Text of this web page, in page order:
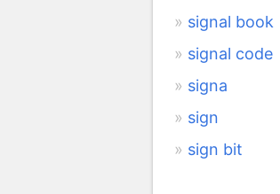
signal book
signal code
signa
sign
sign bit